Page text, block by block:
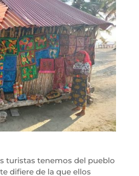
turistas tenemos del pueblo
difiere de la que ellos